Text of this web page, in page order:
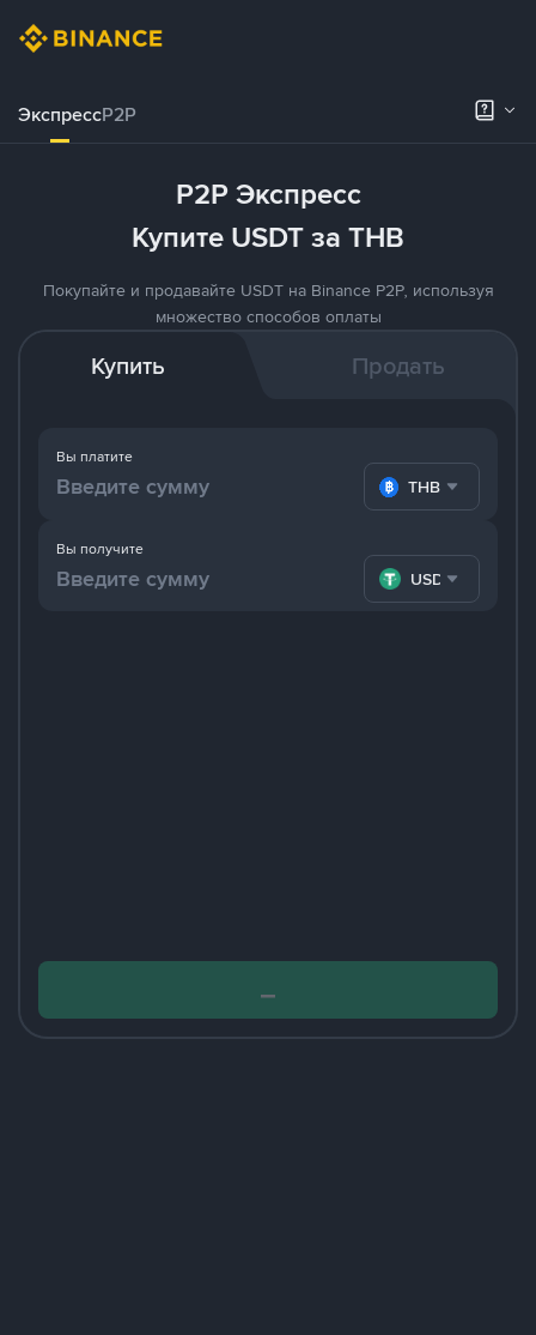
ЭкспрессP2P
P2P Экспресс
Купите USDT за THB
Покупайте и продавайте USDT на Binance P2P, используя
множество способов оплаты
Купить Продать
Вы платите
THB
Вы получите
USDT